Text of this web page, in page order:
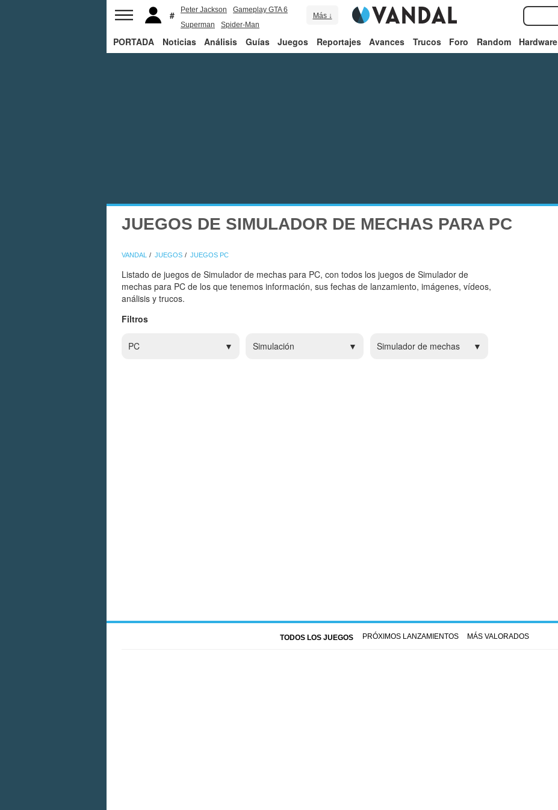
Peter Jackson
Gameplay GTA 6
Superman
Spider-Man
Más ↓
PORTADA Noticias Análisis Guías Juegos Reportajes Avances Trucos Foro Random Hardware
JUEGOS DE SIMULADOR DE MECHAS PARA PC
VANDAL JUEGOS JUEGOS PC
Listado de juegos de Simulador de mechas para PC, con todos los juegos de Simulador de
mechas para PC de los que tenemos información, sus fechas de lanzamiento, imágenes, vídeos,
análisis y trucos.
Filtros
PC Simulación Simulador de mechas
TODOS LOS JUEGOS PRÓXIMOS LANZAMIENTOS MÁS VALORADOS